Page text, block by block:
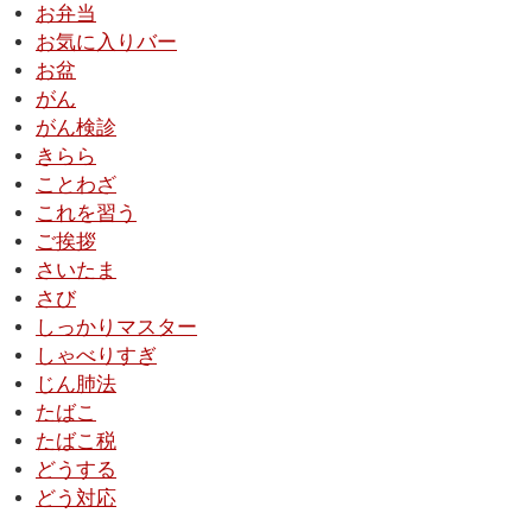
お弁当
お気に入りバー
お盆
がん
がん検診
きらら
ことわざ
これを習う
ご挨拶
さいたま
さび
しっかりマスター
しゃべりすぎ
じん肺法
たばこ
たばこ税
どうする
どう対応